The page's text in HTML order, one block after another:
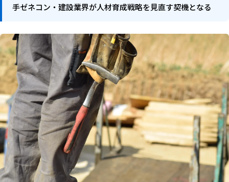
手ゼネコン・建設業界が人材育成戦略を見直す契機となる